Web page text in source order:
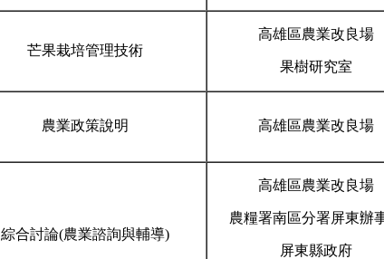
芒果栽培管理技術
高雄區農業改良場
果樹研究室
農業政策說明 高雄區農業改良場
綜合討論(農業諮詢與輔導)
高雄區農業改良場
農糧署南區分署屏東辦
屏東縣政府